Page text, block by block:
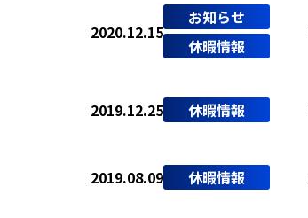
2020.12.15
お知らせ
休暇情報
2019.12.25 休暇情報
2019.08.09 休暇情報